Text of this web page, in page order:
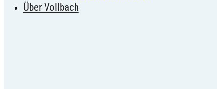
Über Vollbach